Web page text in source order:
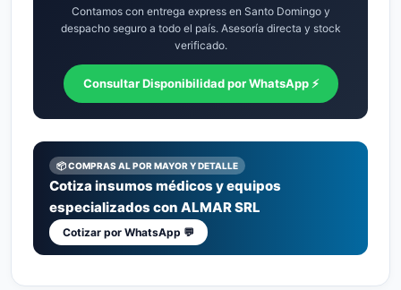
Contamos con entrega express en Santo Domingo y
despacho seguro a todo el país. Asesoría directa y stock
verificado.
Consultar Disponibilidad por WhatsApp ⚡
📦 COMPRAS AL POR MAYOR Y DETALLE
Cotiza insumos médicos y equipos
especializados con ALMAR SRL
Cotizar por WhatsApp 💬